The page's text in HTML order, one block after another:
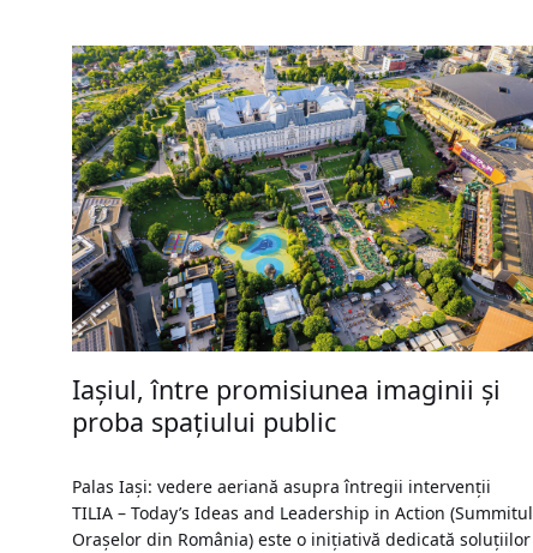
Iașiul, între promisiunea imaginii și
proba spațiului public
Palas Iași: vedere aeriană asupra întregii intervenții
TILIA – Today’s Ideas and Leadership in Action (Summitul
Orașelor din România) este o inițiativă dedicată soluțiilor